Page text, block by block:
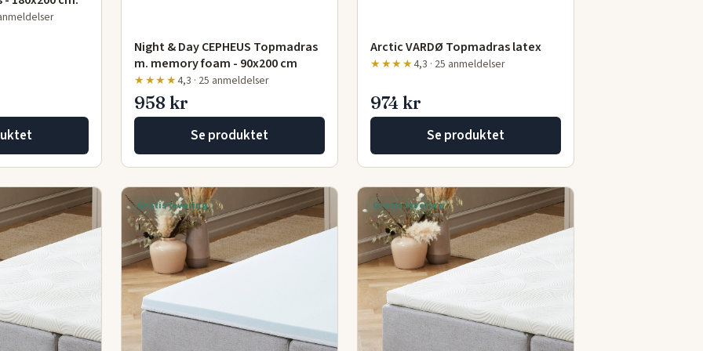
Night & Day CEPHEUS Topmadras
m. memory foam - 90x200 cm
★★★★4,3 · 25 anmeldelser
958 kr
Se produktet
Arctic VARDØ Topmadras latex
★★★★4,3 · 25 anmeldelser
974 kr
Se produktet
Gratis levering Gratis levering